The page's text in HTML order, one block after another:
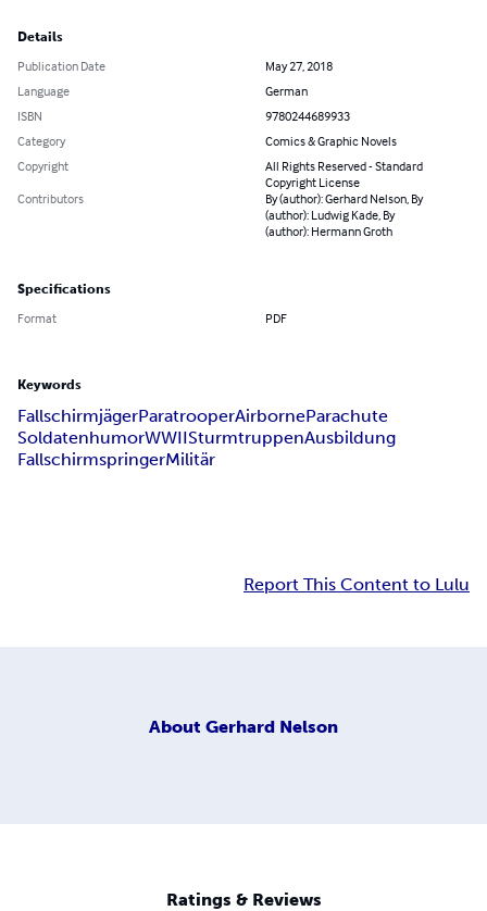
Details
Publication Date
May 27, 2018
Language
German
ISBN
9780244689933
Category
Comics & Graphic Novels
Copyright
All Rights Reserved - Standard
Copyright License
Contributors
By (author): Gerhard Nelson, By
(author): Ludwig Kade, By
(author): Hermann Groth
Specifications
Format PDF
Keywords
FallschirmjägerParatrooperAirborneParachute
SoldatenhumorWWIISturmtruppenAusbildung
FallschirmspringerMilitär
Report This Content to Lulu
About Gerhard Nelson
Ratings & Reviews